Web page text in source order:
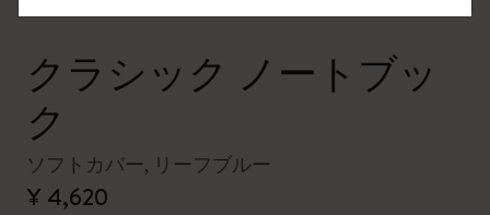
クラシック ノートブッ
ク
ソフトカバー, リーフブルー
¥ 4,620